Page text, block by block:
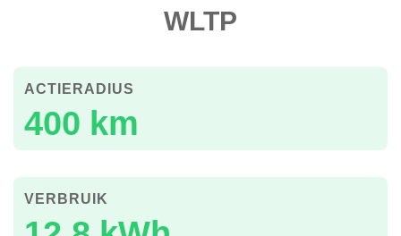
WLTP
400 km
ACTIERADIUS
VERBRUIK